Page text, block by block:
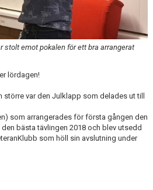
stolt emot pokalen för ett bra arrangerat
lördagen!
större var den Julklapp som delades ut till
som arrangerades för första gången den
den bästa tävlingen 2018 och blev utsedd
som höll sin avslutning under